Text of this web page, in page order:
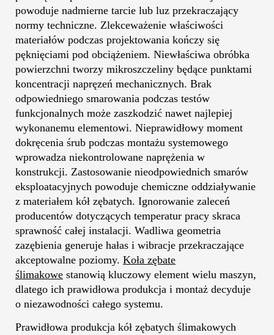
powoduje nadmierne tarcie lub luz przekraczający
normy techniczne. Zlekceważenie właściwości
materiałów podczas projektowania kończy się
pęknięciami pod obciążeniem. Niewłaściwa obróbka
powierzchni tworzy mikroszczeliny będące punktami
koncentracji napręzeń mechanicznych. Brak
odpowiedniego smarowania podczas testów
funkcjonalnych może zaszkodzić nawet najlepiej
wykonanemu elementowi. Nieprawidłowy moment
dokręcenia śrub podczas montażu systemowego
wprowadza niekontrolowane naprężenia w
konstrukcji. Zastosowanie nieodpowiednich smarów
eksploatacyjnych powoduje chemiczne oddziaływanie
z materiałem kół zębatych. Ignorowanie zaleceń
producentów dotyczących temperatur pracy skraca
sprawność całej instalacji. Wadliwa geometria
zazębienia generuje hałas i wibracje przekraczające
akceptowalne poziomy. Koła zębate
ślimakowe stanowią kluczowy element wielu maszyn,
dlatego ich prawidłowa produkcja i montaż decyduje
o niezawodności całego systemu.
Prawidłowa produkcja kół zębatych ślimakowych